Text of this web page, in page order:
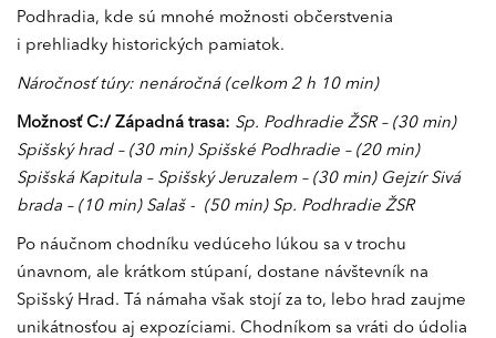
Podhradia, kde sú mnohé možnosti občerstvenia
i prehliadky historických pamiatok.
Náročnosť túry: nenáročná (celkom 2 h 10 min)
Možnosť C:/ Západná trasa: Sp. Podhradie ŽSR – (30 min)
Spišský hrad – (30 min) Spišské Podhradie – (20 min)
Spišská Kapitula – Spišský Jeruzalem – (30 min) Gejzír Sivá
brada – (10 min) Salaš - (50 min) Sp. Podhradie ŽSR
Po náučnom chodníku vedúceho lúkou sa v trochu
únavnom, ale krátkom stúpaní, dostane návštevník na
Spišský Hrad. Tá námaha však stojí za to, lebo hrad zaujme
unikátnosťou aj expozíciami. Chodníkom sa vráti do údolia